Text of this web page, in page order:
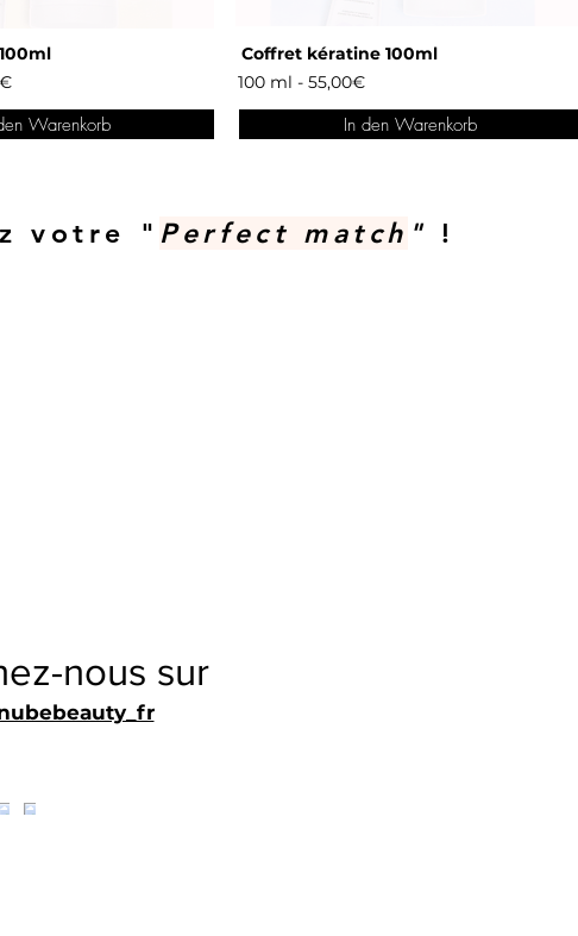
Warenkorb
Coffret kératine 100ml
100 ml - 55,00€
In den Warenkorb
votre " Perfect match " !
nous sur